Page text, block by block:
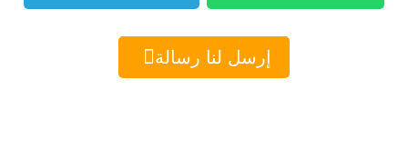
إرسل لنا رسالة